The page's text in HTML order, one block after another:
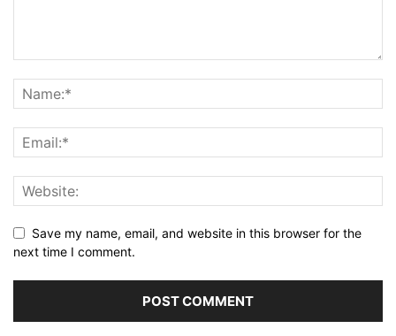
Save my name, email, and website in this browser for the
next time I comment.